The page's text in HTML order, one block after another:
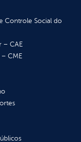
Controle Social do
– CAE
CME